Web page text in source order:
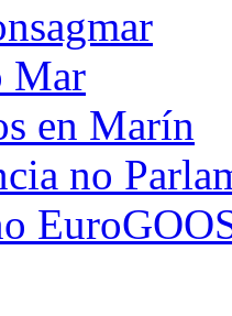
Mar
en Marín
no